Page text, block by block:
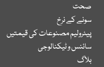
صحت
سونے کے نرخ
پیٹرولیم مصنوعات کی قیمتیں
سائنس و ٹیکنالوجی
بلاگ